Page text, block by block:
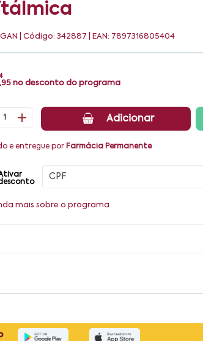
| Código: 342887 | EAN: 7897316805404
no desconto do programa
1 Adicionar
e entregue por Farmácia Permanente
mais sobre o programa